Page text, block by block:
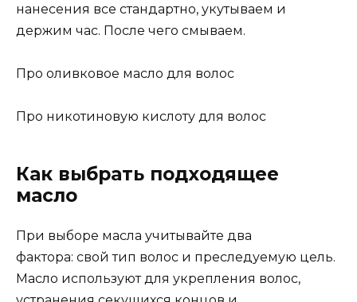
нанесения все стандартно, укутываем и
держим час. После чего смываем.
Про оливковое масло для волос
Про никотиновую кислоту для волос
Как выбрать подходящее
масло
При выборе масла учитывайте два
фактора: свой тип волос и преследуемую цель.
Масло используют для укрепления волос,